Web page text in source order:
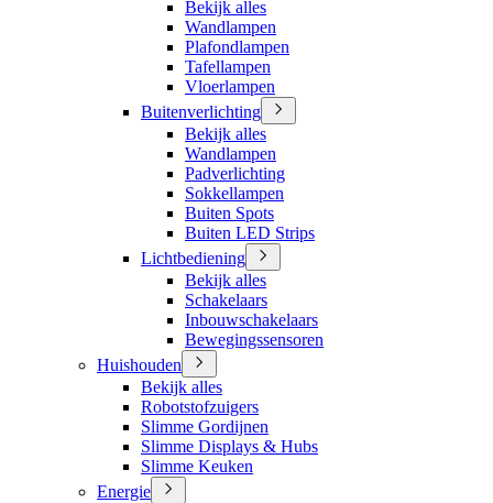
Bekijk alles
Wandlampen
Plafondlampen
Tafellampen
Vloerlampen
Buitenverlichting
Bekijk alles
Wandlampen
Padverlichting
Sokkellampen
Buiten Spots
Buiten LED Strips
Lichtbediening
Bekijk alles
Schakelaars
Inbouwschakelaars
Bewegingssensoren
Huishouden
Bekijk alles
Robotstofzuigers
Slimme Gordijnen
Slimme Displays & Hubs
Slimme Keuken
Energie